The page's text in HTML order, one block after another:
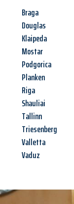
Braga
Douglas
Klaipeda
Mostar
Podgorica
Planken
Riga
Shauliai
Tallinn
Triesenberg
Valletta
Vaduz